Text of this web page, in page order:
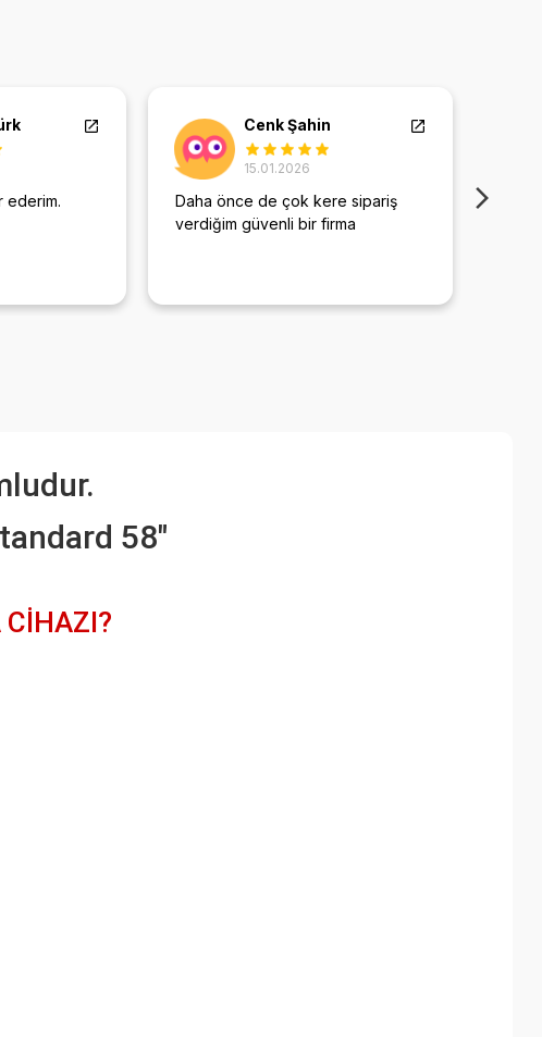
ederim.
Cenk Şahin
15.01.2026
Daha önce de çok kere sipariş
verdiğim güvenli bir firma
58"
CİHAZI?